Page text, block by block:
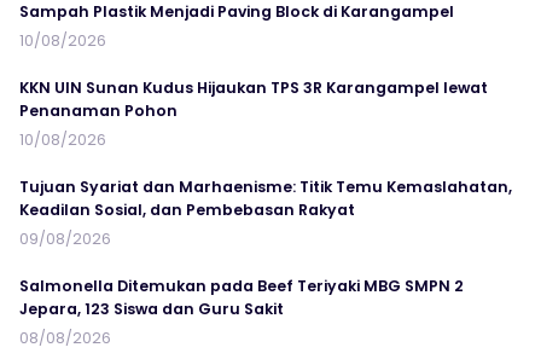
Sampah Plastik Menjadi Paving Block di Karangampel
10/08/2026
KKN UIN Sunan Kudus Hijaukan TPS 3R Karangampel lewat
Penanaman Pohon
10/08/2026
Tujuan Syariat dan Marhaenisme: Titik Temu Kemaslahatan,
Keadilan Sosial, dan Pembebasan Rakyat
09/08/2026
Salmonella Ditemukan pada Beef Teriyaki MBG SMPN 2
Jepara, 123 Siswa dan Guru Sakit
08/08/2026